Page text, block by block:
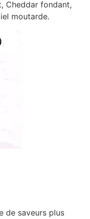
Cheddar fondant,
moutarde.
de saveurs plus